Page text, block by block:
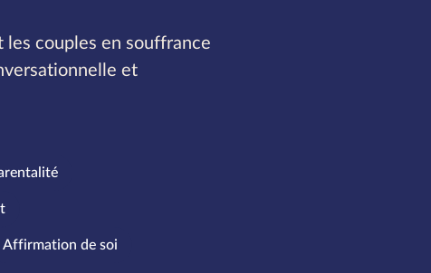
les couples en souffrance
et
Affirmation de soi